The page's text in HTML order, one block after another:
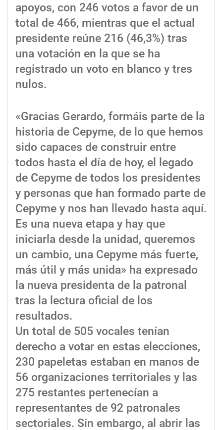
apoyos, con 246 votos a favor de un
total de 466, mientras que el actual
presidente reúne 216 (46,3%) tras
una votación en la que se ha
registrado un voto en blanco y tres
nulos.
«Gracias Gerardo, formáis parte de la
historia de Cepyme, de lo que hemos
sido capaces de construir entre
todos hasta el día de hoy, el legado
de Cepyme de todos los presidentes
y personas que han formado parte de
Cepyme y nos han llevado hasta aquí.
Es una nueva etapa y hay que
iniciarla desde la unidad, queremos
un cambio, una Cepyme más fuerte,
más útil y más unida» ha expresado
la nueva presidenta de la patronal
tras la lectura oficial de los
resultados.
Un total de 505 vocales tenían
derecho a votar en estas elecciones,
230 papeletas estaban en manos de
56 organizaciones territoriales y las
275 restantes pertenecían a
representantes de 92 patronales
sectoriales. Sin embargo, al abrir las